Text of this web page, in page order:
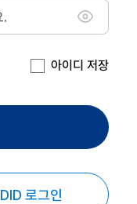
아이디 저장
DID 로그인